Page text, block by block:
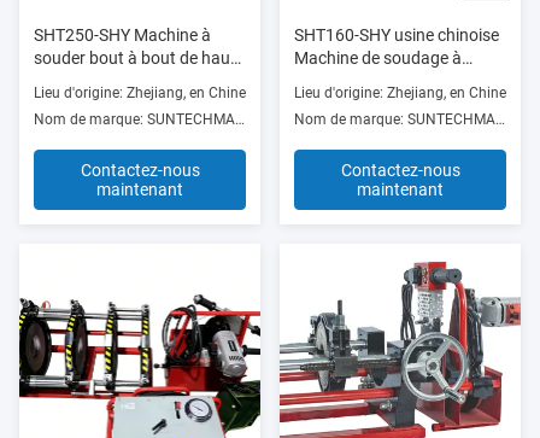
SHT250-SHY Machine à
souder bout à bout de haute
qualité, vidéo d'assemblage
par fusion bout à bout de
qualité supérieure pour les
ateliers de réparation de
machines
Lieu d'origine: Zhejiang, en Chine
Nom de marque: SUNTECHMACH
Contactez-nous
maintenant
SHT160-SHY usine chinoise
Machine de soudage à
boutons de qualité
supérieure fusion de
boutons pour magasins de
matériaux de construction
Lieu d'origine: Zhejiang, en Chine
Nom de marque: SUNTECHMACH
Contactez-nous
maintenant